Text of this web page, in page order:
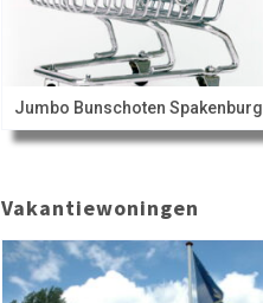
Jumbo Bunschoten Spakenburg
Vakantiewoningen